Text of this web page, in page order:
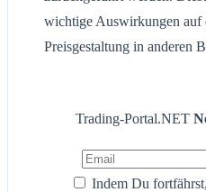
wichtige Auswirkungen auf
Preisgestaltung in anderen
Trading-Portal.NET
Indem Du